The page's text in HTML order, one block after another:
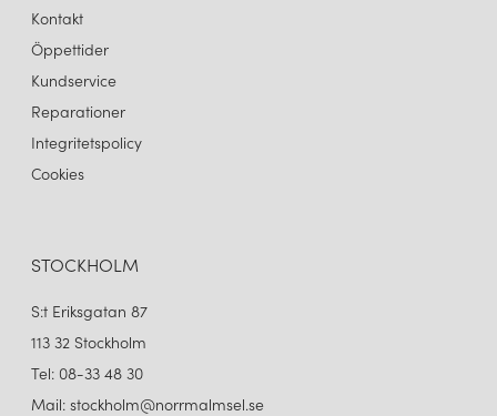
Kontakt
Öppettider
Kundservice
Reparationer
Integritetspolicy
Cookies
STOCKHOLM
S:t Eriksgatan 87
113 32 Stockholm
Tel: 08-33 48 30
Mail: stockholm@norrmalmsel.se